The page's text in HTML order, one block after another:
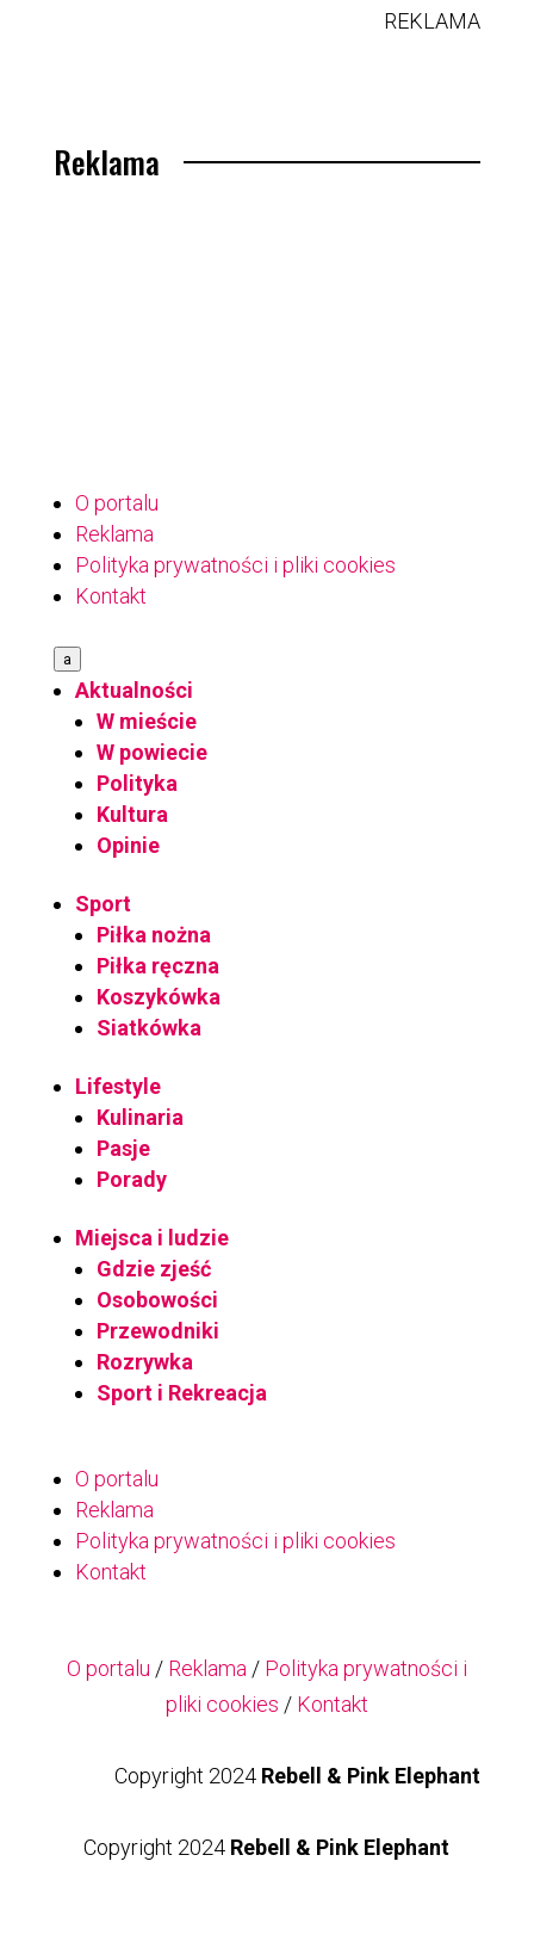
REKLAMA
Reklama
O portalu
Reklama
Polityka prywatności i pliki cookies
Kontakt
a
Aktualności
W mieście
W powiecie
Polityka
Kultura
Opinie
Sport
Piłka nożna
Piłka ręczna
Koszykówka
Siatkówka
Lifestyle
Kulinaria
Pasje
Porady
Miejsca i ludzie
Gdzie zjeść
Osobowości
Przewodniki
Rozrywka
Sport i Rekreacja
O portalu
Reklama
Polityka prywatności i pliki cookies
Kontakt
O portalu / Reklama / Polityka prywatności i
pliki cookies / Kontakt
Copyright 2024 Rebell & Pink Elephant
Copyright 2024 Rebell & Pink Elephant